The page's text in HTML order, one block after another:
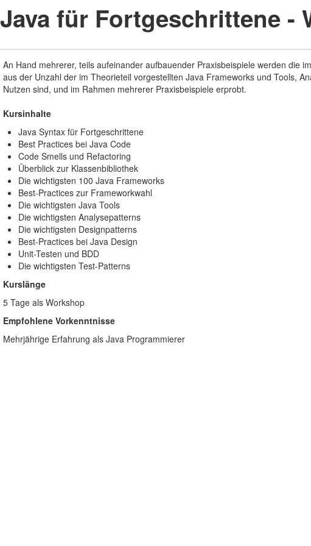
Java für Fortgeschrittene -
An Hand mehrerer, teils aufeinander aufbauender Praxisbeispiele werden die
aus der Unzahl der im Theorieteil vorgestellten Java Frameworks und Tools,
Nutzen sind, und im Rahmen mehrerer Praxisbeispiele erprobt.
Kursinhalte
Java Syntax für Fortgeschrittene
Best Practices bei Java Code
Code Smells und Refactoring
Überblick zur Klassenbibliothek
Die wichtigsten 100 Java Frameworks
Best-Practices zur Frameworkwahl
Die wichtigsten Java Tools
Die wichtigsten Analysepatterns
Die wichtigsten Designpatterns
Best-Practices bei Java Design
Unit-Testen und BDD
Die wichtigsten Test-Patterns
Kurslänge
5 Tage als Workshop
Empfohlene Vorkenntnisse
Mehrjährige Erfahrung als Java Programmierer